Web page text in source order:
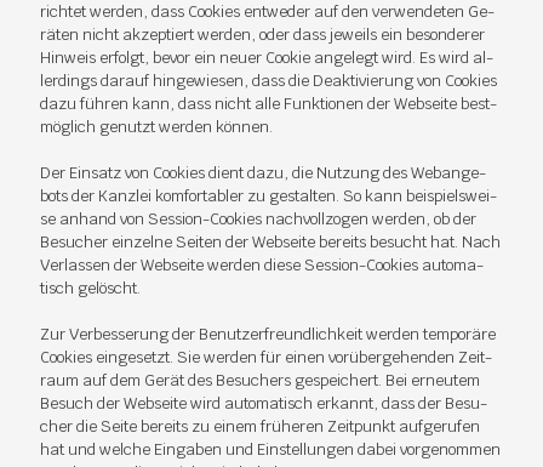
rich­tet wer­den, dass Coo­kies ent­we­der auf den ver­wen­de­ten Ge­
rä­ten nicht ak­zep­tiert wer­den, oder dass je­weils ein be­son­de­rer
Hin­weis er­folgt, be­vor ein neu­er Coo­kie an­ge­legt wird. Es wird al­
ler­dings dar­auf hin­ge­wie­sen, dass die De­ak­ti­vie­rung von Coo­kies
dazu füh­ren kann, dass nicht alle Funk­tio­nen der Web­sei­te best­
mög­lich ge­nutzt wer­den kön­nen.
Der Ein­satz von Coo­kies dient dazu, die Nut­zung des Web­an­ge­
bots der Kanz­lei kom­for­ta­bler zu ge­stal­ten. So kann bei­spiels­wei­
se an­hand von Ses­si­on-Coo­kies nach­voll­zo­gen wer­den, ob der
Be­su­cher ein­zel­ne Sei­ten der Web­sei­te be­reits be­sucht hat. Nach
Ver­las­sen der Web­sei­te wer­den die­se Ses­si­on-Coo­kies au­to­ma­
tisch ge­löscht.
Zur Ver­bes­se­rung der Be­nut­zer­freund­lich­keit wer­den tem­po­rä­re
Coo­kies ein­ge­setzt. Sie wer­den für ei­nen vor­über­ge­hen­den Zeit­
raum auf dem Ge­rät des Be­su­chers ge­spei­chert. Bei er­neu­tem
Be­such der Web­sei­te wird au­to­ma­tisch er­kannt, dass der Be­su­
cher die Sei­te be­reits zu ei­nem frü­he­ren Zeit­punkt auf­ge­ru­fen
hat und wel­che Ein­ga­ben und Ein­stel­lun­gen da­bei vor­ge­nom­men